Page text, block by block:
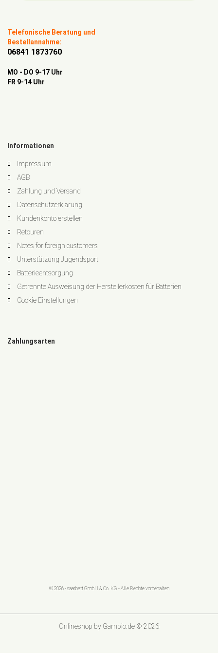
Telefonische Beratung und
Bestellannahme:
06841 1873760
MO - DO 9-17 Uhr
FR 9-14 Uhr
Informationen
Impressum
AGB
Zahlung und Versand
Datenschutzerklärung
Kundenkonto erstellen
Retouren
Notes for foreign customers
Unterstützung Jugendsport
Batterieentsorgung
Getrennte Ausweisung der Herstellerkosten für Batterien
Cookie Einstellungen
Zahlungsarten
© 2026 - saarbatt GmbH & Co. KG - Alle Rechte vorbehalten
Onlineshop by Gambio.de © 2026